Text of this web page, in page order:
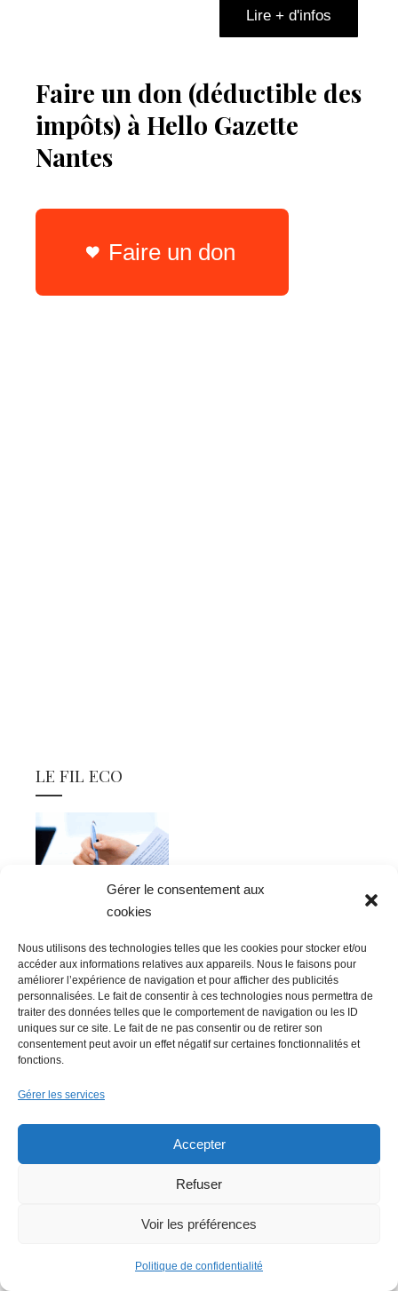
Gérer le consentement aux
cookies
Nous utilisons des technologies telles que les cookies pour stocker et/ou
accéder aux informations relatives aux appareils. Nous le faisons pour
améliorer l’expérience de navigation et pour afficher des publicités
personnalisées. Le fait de consentir à ces technologies nous permettra de
traiter des données telles que le comportement de navigation ou les ID
uniques sur ce site. Le fait de ne pas consentir ou de retirer son
consentement peut avoir un effet négatif sur certaines fonctionnalités et
fonctions.
Gérer les services
Accepter
Refuser
Voir les préférences
Politique de confidentialité
Lire + d'infos
Faire un don (déductible des
impôts) à Hello Gazette
Nantes
Faire un don
LE FIL ECO
Economie : Le Journal des entreprises
repris par le groupe Overlord
Emploi : une journée de recrutement